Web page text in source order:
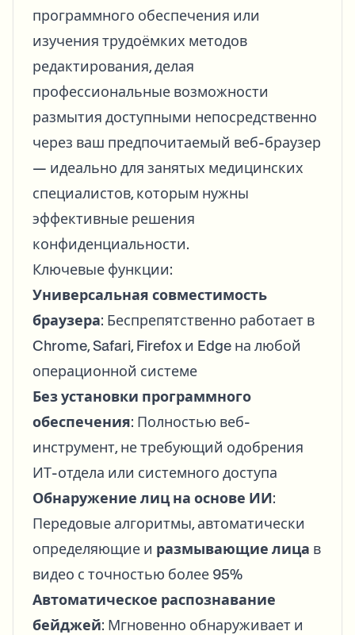
программного обеспечения или
изучения трудоёмких методов
редактирования, делая
профессиональные возможности
размытия доступными непосредственно
через ваш предпочитаемый веб-браузер
— идеально для занятых медицинских
специалистов, которым нужны
эффективные решения
конфиденциальности.
Ключевые функции:
Универсальная совместимость
браузера: Беспрепятственно работает в
Chrome, Safari, Firefox и Edge на любой
операционной системе
Без установки программного
обеспечения: Полностью веб-
инструмент, не требующий одобрения
ИТ-отдела или системного доступа
Обнаружение лиц на основе ИИ:
Передовые алгоритмы, автоматически
определяющие и размывающие лица в
видео с точностью более 95%
Автоматическое распознавание
бейджей: Мгновенно обнаруживает и